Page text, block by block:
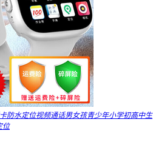
防水定位视频通话男女孩青少年小学初高中生
位